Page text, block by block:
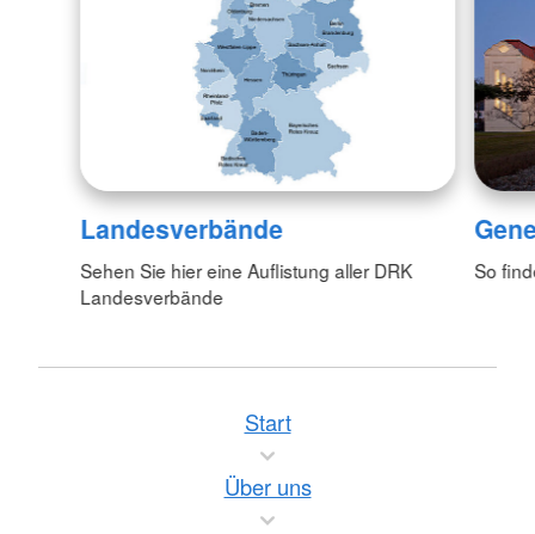
Landesverbände
Sehen Sie hier eine Auflistung aller DRK
Landesverbände
So
Start
Über uns